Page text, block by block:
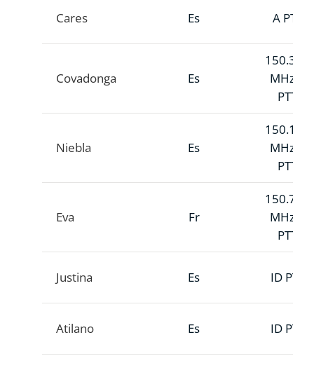
Cares Es A PTT
Covadonga Es
150.313
MHz A
PTT
Niebla Es
150.140
MHz A
PTT
Eva Fr
150.731
MHz A
PTT
Justina Es ID PTT
Atilano Es ID PTT